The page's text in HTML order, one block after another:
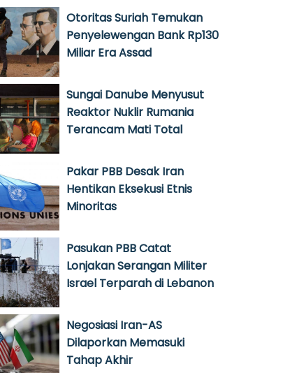
Otoritas Suriah Temukan
Penyelewengan Bank Rp130
Miliar Era Assad
Sungai Danube Menyusut
Reaktor Nuklir Rumania
Terancam Mati Total
Pakar PBB Desak Iran
Hentikan Eksekusi Etnis
Minoritas
Pasukan PBB Catat
Lonjakan Serangan Militer
Israel Terparah di Lebanon
Negosiasi Iran-AS
Dilaporkan Memasuki
Tahap Akhir